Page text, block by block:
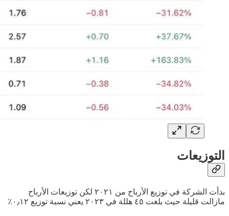
التوزيعات
بدأت الشركة في توزيع الأرباح من ٢٠٢١ لكن توزيعات الأرباح
مازالت قليلة حيث بلغت ٤٥ هللة في ٢٠٢٣ يعني نسبة توزيع ٠٫١٢٪